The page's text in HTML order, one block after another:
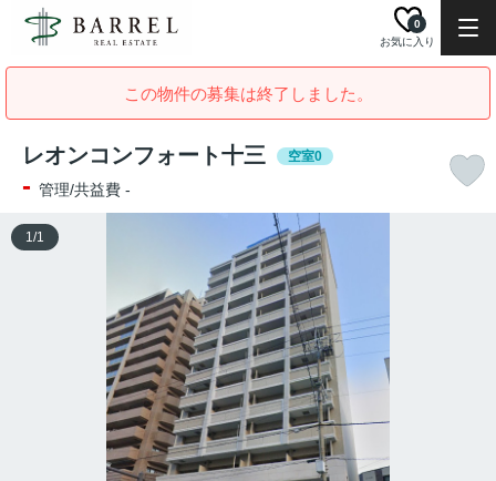
お気に入り
0
この物件の募集は終了しました。
レオンコンフォート十三 空室0
- 管理/共益費 -
1/1